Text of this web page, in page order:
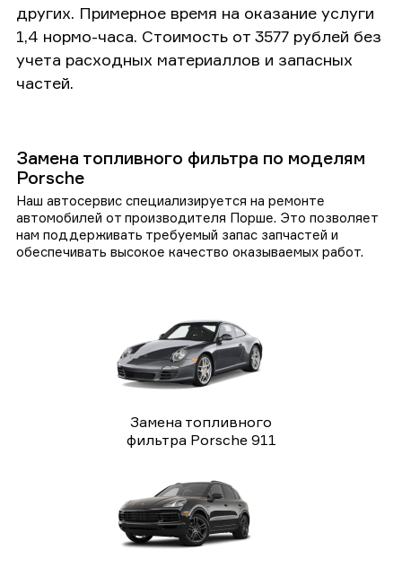
других. Примерное время на оказание услуги
1,4 нормо-часа. Стоимость от 3577 рублей без
учета расходных материаллов и запасных
частей.
Замена топливного фильтра по моделям
Porsche
Наш автосервис специализируется на ремонте
автомобилей от производителя Порше. Это позволяет
нам поддерживать требуемый запас запчастей и
обеспечивать высокое качество оказываемых работ.
Замена топливного
фильтра Porsche 911